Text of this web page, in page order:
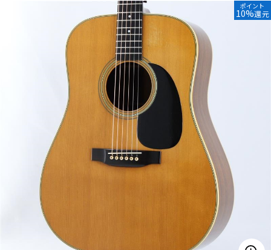
ベース ウクレレ
パーカッション
キーボード 電子ピアノ
その他楽器
アンプ エフェクター
ポイント
10%還元